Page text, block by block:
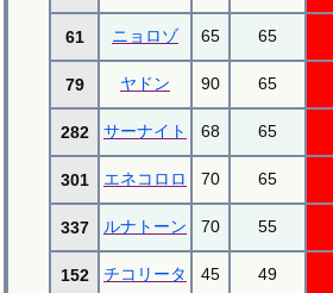
61 ニョロゾ 65 65
79 ヤドン 90 65
282 サーナイト 68 65
301 エネコロロ 70 65
337 ルナトーン 70 55
152 チコリータ 45 49